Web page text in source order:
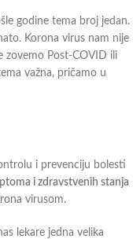
godine tema broj jedan.
Korona virus nam nije
zovemo Post-COVID ili
važna, pričamo u
i prevenciju bolesti
i zdravstvenih stanja
virusom.
lekare jedna velika